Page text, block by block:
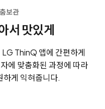
보관
서 맛있게
ThinQ 앱에 간편하게
에 맞춤화된 과정에 따라
하게 익혀줍니다.